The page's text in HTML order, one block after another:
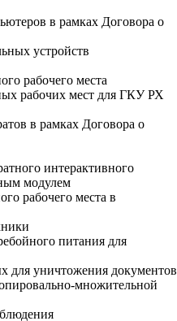
в рамках Договора о
устройств
рабочего места
рабочих мест для ГКУ РХ
в рамках Договора о
интерактивного
модулем
рабочего места в
питания для
для уничтожения документов
множительной